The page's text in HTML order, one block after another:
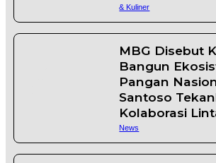
& Kuliner
MBG Disebut
Bangun
Pangan
Santoso
Kolaborasi
News